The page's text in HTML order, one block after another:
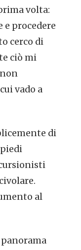
volta:
procedere
cerco di
ciò mi
vado a
di
al